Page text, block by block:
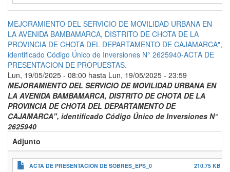
MEJORAMIENTO DEL SERVICIO DE MOVILIDAD URBANA EN
LA AVENIDA BAMBAMARCA, DISTRITO DE CHOTA DE LA
PROVINCIA DE CHOTA DEL DEPARTAMENTO DE CAJAMARCA",
identificado Código Único de Inversiones N° 2625940-ACTA DE
PRESENTACION DE PROPUESTAS.
Lun, 19/05/2025 - 08:00 hasta Lun, 19/05/2025 - 23:59
MEJORAMIENTO DEL SERVICIO DE MOVILIDAD URBANA EN
LA AVENIDA BAMBAMARCA, DISTRITO DE CHOTA DE LA
PROVINCIA DE CHOTA DEL DEPARTAMENTO DE
CAJAMARCA", identificado Código Único de Inversiones N°
2625940
Adjunto
ACTA DE PRESENTACION DE SOBRES_EPS_0 210.75 KB